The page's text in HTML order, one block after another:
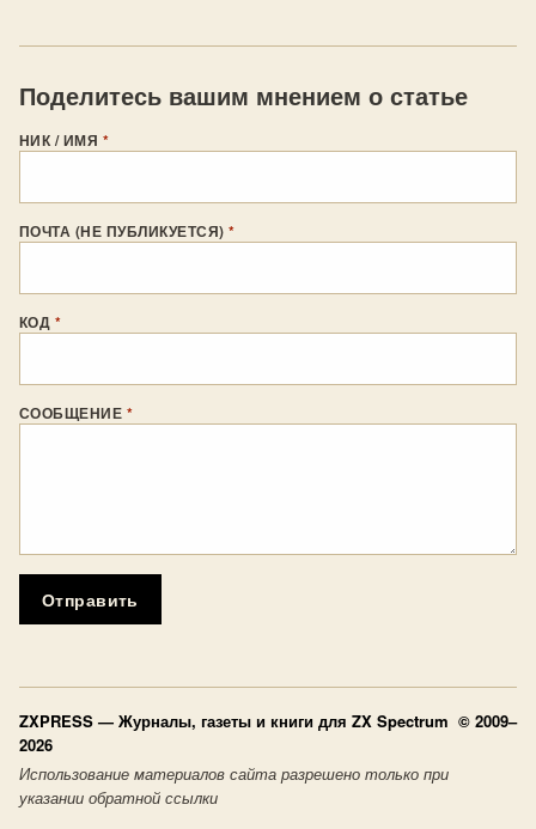
Поделитесь вашим мнением о статье
НИК / ИМЯ *
ПОЧТА (НЕ ПУБЛИКУЕТСЯ)*
КОД *
СООБЩЕНИЕ *
Отправить
ZXPRESS — Журналы, газеты и книги для ZX Spectrum © 2009–
2026
Использование материалов сайта разрешено только при
указании обратной ссылки